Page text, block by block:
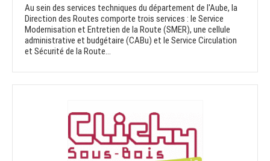
Au sein des services techniques du département de l'Aube, la
Direction des Routes comporte trois services : le Service
Modernisation et Entretien de la Route (SMER), une cellule
administrative et budgétaire (CABu) et le Service Circulation
et Sécurité de la Route...